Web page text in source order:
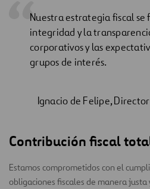
Nuestra estrategia fiscal
integridad y la
corporativos y las
grupos de interés.
Ignacio de Felipe,
Contribución fiscal
Estamos comprometidos con el
obligaciones fiscales de manera